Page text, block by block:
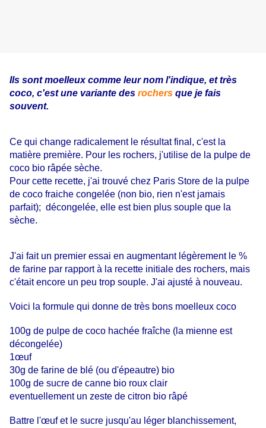
Ils sont moelleux comme leur nom l'indique, et très
coco, c'est une variante des rochers que je fais
souvent.
Ce qui change radicalement le résultat final, c'est la
matière première. Pour les rochers, j'utilise de la pulpe de
coco bio râpée sèche.
Pour cette recette, j'ai trouvé chez Paris Store de la pulpe
de coco fraiche congelée (non bio, rien n'est jamais
parfait); décongelée, elle est bien plus souple que la
sèche.
J'ai fait un premier essai en augmentant légèrement le %
de farine par rapport à la recette initiale des rochers, mais
c'était encore un peu trop souple. J'ai ajusté à nouveau.
Voici la formule qui donne de très bons moelleux coco
100g de pulpe de coco hachée fraîche (la mienne est
décongelée)
1œuf
30g de farine de blé (ou d'épeautre) bio
100g de sucre de canne bio roux clair
eventuellement un zeste de citron bio râpé
Battre l'œuf et le sucre jusqu'au léger blanchissement,